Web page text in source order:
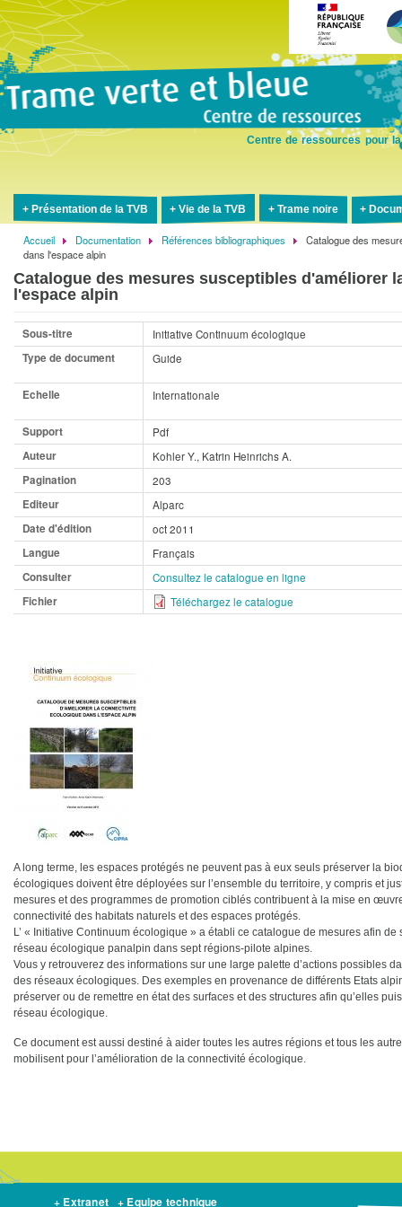
Centre de ressources pour
Présentation de la TVB Vie de la TVB Trame noire
Fil
d'Ariane
Accueil Documentation Références bibliographiques
Catalogue des
dans l'espace alpin
Catalogue des mesures susceptibles d'améliorer
l'espace alpin
Sous-titre
Initiative Continuum écologique
Type de document
Guide
Echelle Internationale
Support
Pdf
Auteur
Kohler Y., Katrin Heinrichs A.
Pagination
203
Editeur
Alparc
Date d'édition
oct 2011
Langue
Français
Consulter
Consultez le catalogue en ligne
Fichier
Téléchargez le catalogue
A long terme, les espaces protégés ne peuvent pas à eux seuls préserver la
écologiques doivent être déployées sur l’ensemble du territoire, y compris et
mesures et des programmes de promotion ciblés contribuent à la mise en
connectivité des habitats naturels et des espaces protégés.
L’ « Initiative Continuum écologique » a établi ce catalogue de mesures afin
réseau écologique panalpin dans sept régions-pilote alpines.
Vous y retrouverez des informations sur une large palette d’actions possibles
des réseaux écologiques. Des exemples en provenance de différents Etats
préserver ou de remettre en état des surfaces et des structures afin qu’elles
réseau écologique.
Ce document est aussi destiné à aider toutes les autres régions et tous les
mobilisent pour l’amélioration de la connectivité écologique.
+ Extranet + Equipe technique